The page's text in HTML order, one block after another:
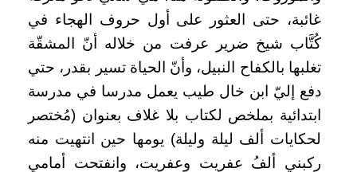
غائبة، حتى العثور على أول حروف الهجاء في
كُتَّاب شيخ ضرير عرفت من خلاله أنّ المشقّة
تغلبها بالكفاح النبيل، وأنّ الحياة تسير بقدر، حتي
دفع إليّ ابن خال طيب يعمل مدرسا في مدرسة
ابتدائية بملخص لكتاب بلا غلاف بعنوان (مُختصر
لحكايات ألف ليلة وليلة) يومها حين انتهيت منه
ركبني ألفُ عفريت وعفريت، وانفتحت أمامي